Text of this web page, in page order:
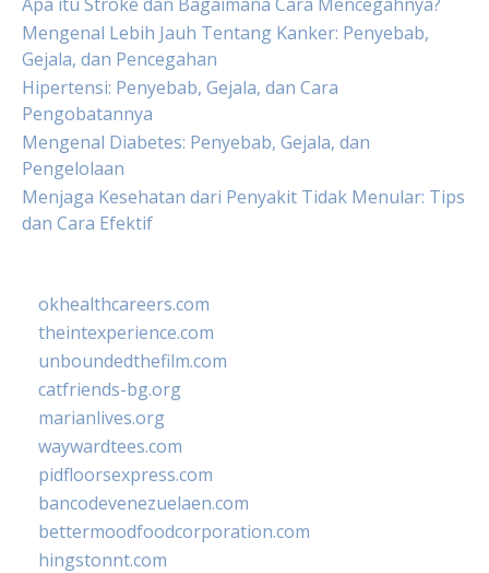
Mengenal Lebih Jauh Tentang Kanker: Penyebab,
Gejala, dan Pencegahan
Hipertensi: Penyebab, Gejala, dan Cara
Pengobatannya
Mengenal Diabetes: Penyebab, Gejala, dan
Pengelolaan
Menjaga Kesehatan dari Penyakit Tidak Menular: Tips
dan Cara Efektif
okhealthcareers.com
theintexperience.com
unboundedthefilm.com
catfriends-bg.org
marianlives.org
waywardtees.com
pidfloorsexpress.com
bancodevenezuelaen.com
bettermoodfoodcorporation.com
hingstonnt.com